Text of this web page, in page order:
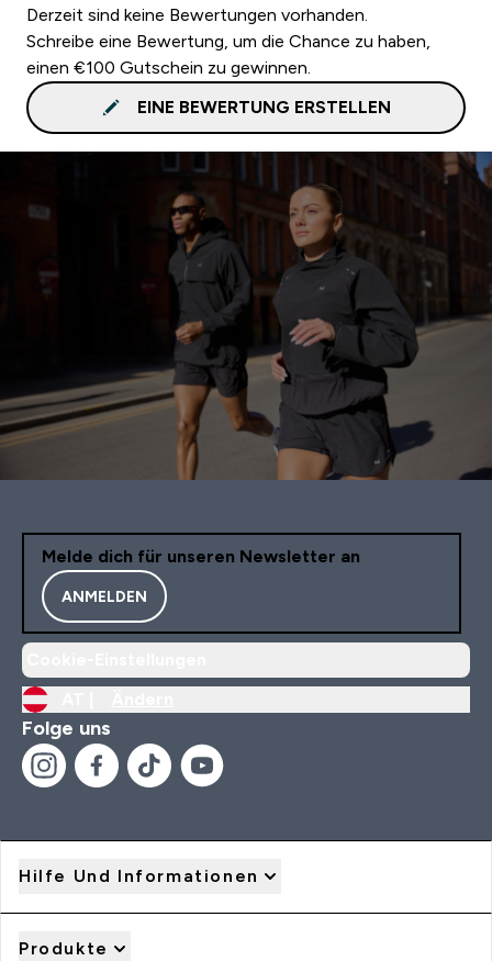
Derzeit sind keine Bewertungen vorhanden.
Schreibe eine Bewertung, um die Chance zu haben,
einen €100 Gutschein zu gewinnen.
EINE BEWERTUNG ERSTELLEN
Melde dich für unseren Newsletter an
ANMELDEN
Folge uns
Hilfe Und Informationen
Produkte